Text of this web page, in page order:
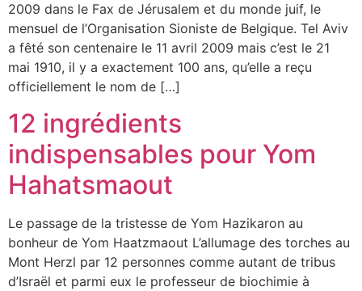
2009 dans le Fax de Jérusalem et du monde juif, le
mensuel de l’Organisation Sioniste de Belgique. Tel Aviv
a fêté son centenaire le 11 avril 2009 mais c’est le 21
mai 1910, il y a exactement 100 ans, qu’elle a reçu
officiellement le nom de […]
12 ingrédients
indispensables pour Yom
Hahatsmaout
Le passage de la tristesse de Yom Hazikaron au
bonheur de Yom Haatzmaout L’allumage des torches au
Mont Herzl par 12 personnes comme autant de tribus
d’Israël et parmi eux le professeur de biochimie à